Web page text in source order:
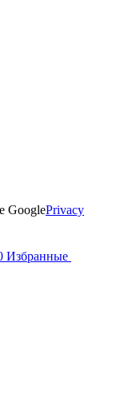
GooglePrivacy
Избранные